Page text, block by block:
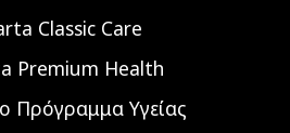
Classic Care
Premium Health
Πρόγραμμα Υγείας